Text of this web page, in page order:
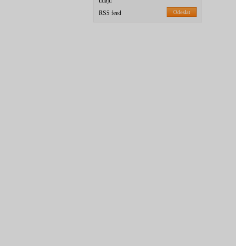
Odeslat
RSS feed